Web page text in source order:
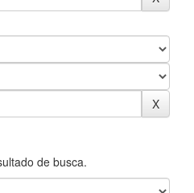
de busca.